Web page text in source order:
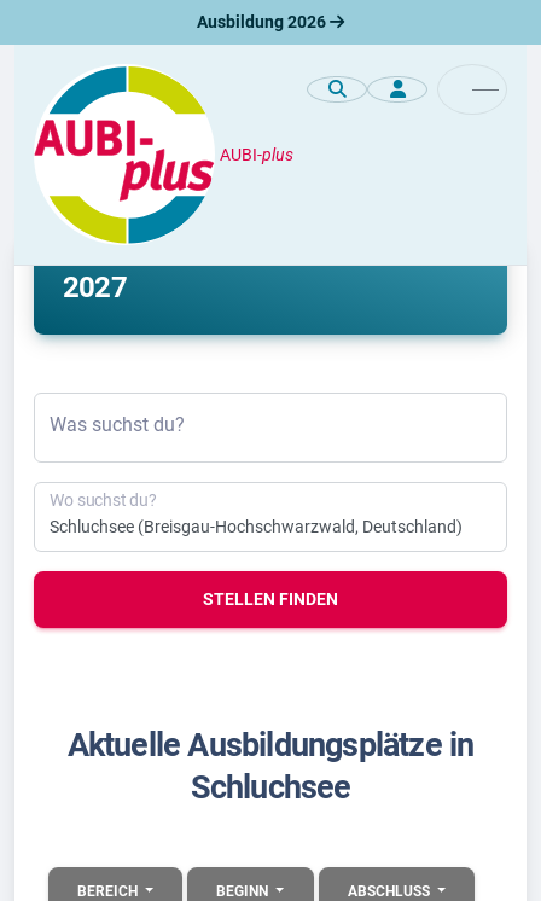
Ausbildung 2026
AUBI-plus
Ausbildung
Ausbildung Schluchsee 2026 &
2027
Was suchst du?
Wo suchst du?
STELLEN FINDEN
Aktuelle Ausbildungsplätze in
Schluchsee
BEREICH BEGINN ABSCHLUSS